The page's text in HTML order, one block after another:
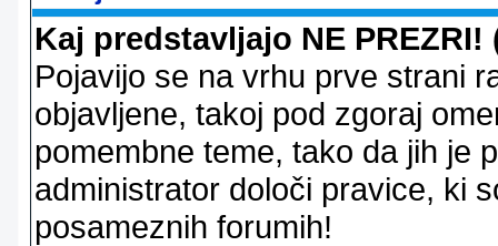
Kaj predstavljajo NE
Pojavijo se na vrhu prve strani
objavljene, takoj pod zgoraj
pomembne teme, tako da jih je
administrator določi pravice, ki
posameznih forumih!